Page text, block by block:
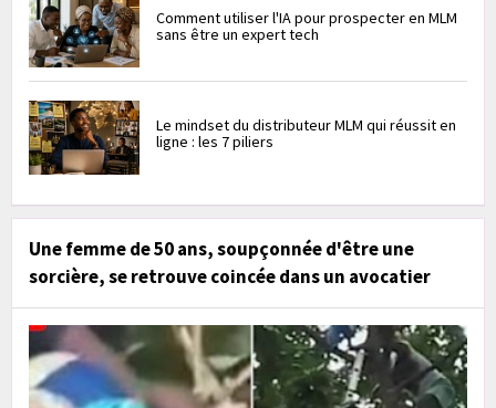
Comment utiliser l'IA pour prospecter en MLM
sans être un expert tech
Le mindset du distributeur MLM qui réussit en
ligne : les 7 piliers
Une femme de 50 ans, soupçonnée d'être une
sorcière, se retrouve coincée dans un avocatier